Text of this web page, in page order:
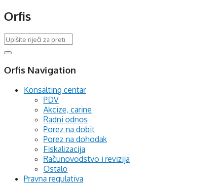
Orfis
Orfis Navigation
Konsalting centar
PDV
Akcize, carine
Radni odnos
Porez na dobit
Porez na dohodak
Fiskalizacija
Računovodstvo i revizija
Ostalo
Pravna regulativa